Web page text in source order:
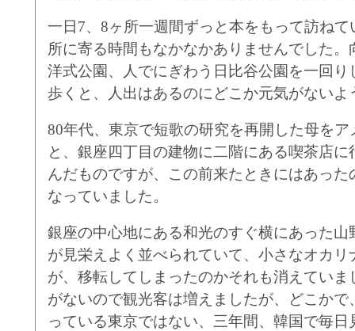
一日7、8ヶ所一週間ずっと本をもって訪ね
所に寄る時間もなかなかありませんでした
洋式公園、人でにぎわう日比谷公園を一回り
歩くと、人出はあるのにどこか元気がないよ
80年代、東京で短歌の研究を再開した母を
と、銀座四丁目の建物に二階にある喫茶店
んだものですが、この前来たときにはあっ
なっていました。
銀座の中心地にある和光のすぐ横にあった山
が見栄えよく並べられていて、小さなオカ
が、移転してしまったのかそれも消えてい
がないので観光客は増えましたが、どこか
っている東京ではない、三年間、韓国で毎